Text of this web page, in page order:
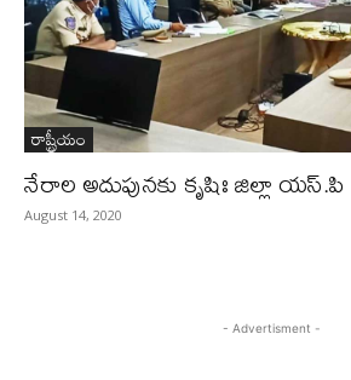
రాష్ట్రీయం
నేరాల అదుపునకు కృషిః జిల్లా
August 14, 2020
- Advertisment -